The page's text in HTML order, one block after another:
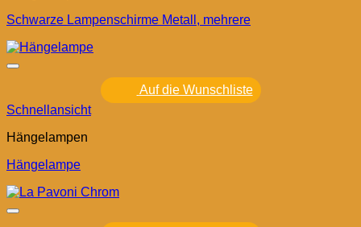
Schwarze Lampenschirme Metall, mehrere
Auf die Wunschliste
Schnellansicht
Hängelampen
Hängelampe